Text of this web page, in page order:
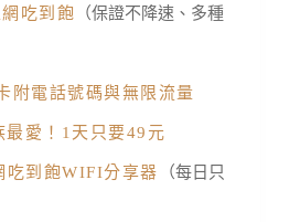
吃到飽 （保證不降速、多種
附電話號碼與無限流量
最愛！1天只要49元
吃到飽WIFI分享器 （每日只